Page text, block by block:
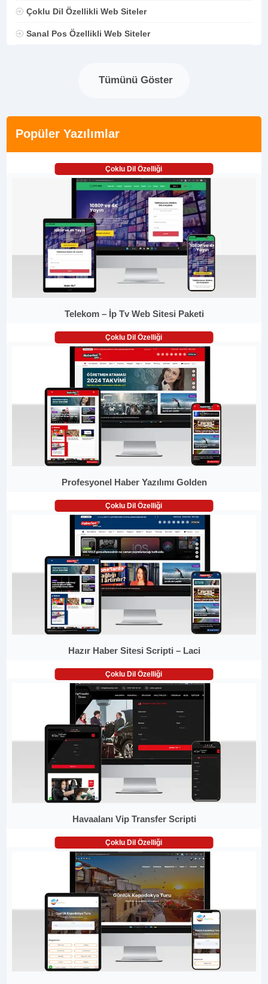
Çoklu Dil Özellikli Web Siteler
Sanal Pos Özellikli Web Siteler
Tümünü Göster
Popüler Yazılımlar
Çoklu Dil Özelliği
Telekom – İp Tv Web Sitesi Paketi
Çoklu Dil Özelliği
Profesyonel Haber Yazılımı Golden
Çoklu Dil Özelliği
Hazır Haber Sitesi Scripti – Laci
Çoklu Dil Özelliği
Havaalanı Vip Transfer Scripti
Çoklu Dil Özelliği